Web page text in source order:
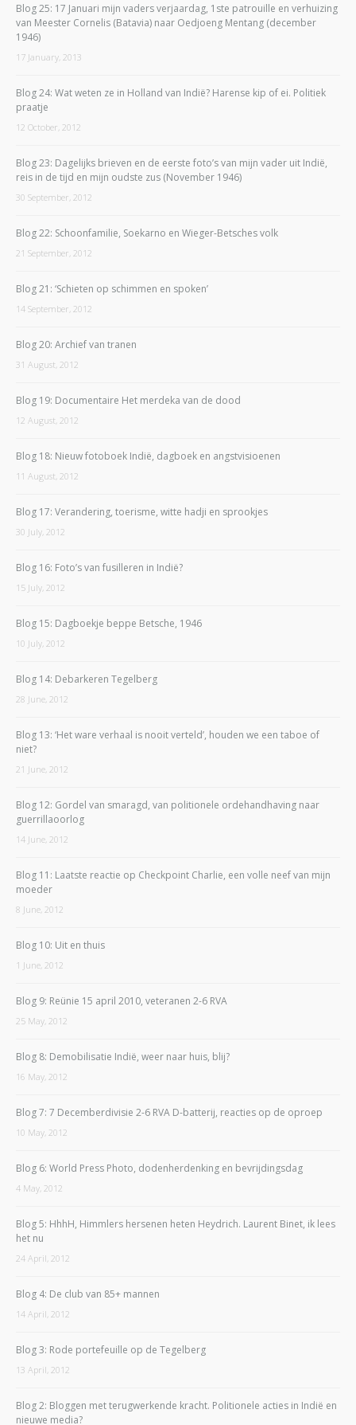
Blog 25: 17 Januari mijn vaders verjaardag, 1ste patrouille en verhuizing
van Meester Cornelis (Batavia) naar Oedjoeng Mentang (december
1946)
17 January, 2013
Blog 24: Wat weten ze in Holland van Indië? Harense kip of ei. Politiek
praatje
12 October, 2012
Blog 23: Dagelijks brieven en de eerste foto’s van mijn vader uit Indië,
reis in de tijd en mijn oudste zus (November 1946)
30 September, 2012
Blog 22: Schoonfamilie, Soekarno en Wieger-Betsches volk
21 September, 2012
Blog 21: ‘Schieten op schimmen en spoken’
14 September, 2012
Blog 20: Archief van tranen
31 August, 2012
Blog 19: Documentaire Het merdeka van de dood
12 August, 2012
Blog 18: Nieuw fotoboek Indië, dagboek en angstvisioenen
11 August, 2012
Blog 17: Verandering, toerisme, witte hadji en sprookjes
30 July, 2012
Blog 16: Foto’s van fusilleren in Indië?
15 July, 2012
Blog 15: Dagboekje beppe Betsche, 1946
10 July, 2012
Blog 14: Debarkeren Tegelberg
28 June, 2012
Blog 13: ‘Het ware verhaal is nooit verteld’, houden we een taboe of
niet?
21 June, 2012
Blog 12: Gordel van smaragd, van politionele ordehandhaving naar
guerrillaoorlog
14 June, 2012
Blog 11: Laatste reactie op Checkpoint Charlie, een volle neef van mijn
moeder
8 June, 2012
Blog 10: Uit en thuis
1 June, 2012
Blog 9: Reünie 15 april 2010, veteranen 2-6 RVA
25 May, 2012
Blog 8: Demobilisatie Indië, weer naar huis, blij?
16 May, 2012
Blog 7: 7 Decemberdivisie 2-6 RVA D-batterij, reacties op de oproep
10 May, 2012
Blog 6: World Press Photo, dodenherdenking en bevrijdingsdag
4 May, 2012
Blog 5: HhhH, Himmlers hersenen heten Heydrich. Laurent Binet, ik lees
het nu
24 April, 2012
Blog 4: De club van 85+ mannen
14 April, 2012
Blog 3: Rode portefeuille op de Tegelberg
13 April, 2012
Blog 2: Bloggen met terugwerkende kracht. Politionele acties in Indië en
nieuwe media?